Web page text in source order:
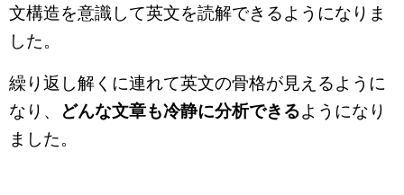
文構造を意識して英文を読解できるようになりま
した。
繰り返し解くに連れて英文の骨格が見えるように
なり、
どんな文章も冷静に分析できるようになり
ました。